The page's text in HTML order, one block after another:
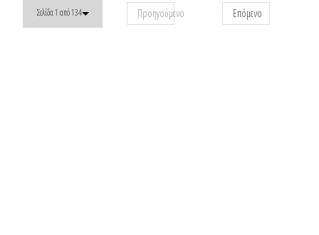
Σελίδα 1 από 134 Προηγούμενο Επόμενο